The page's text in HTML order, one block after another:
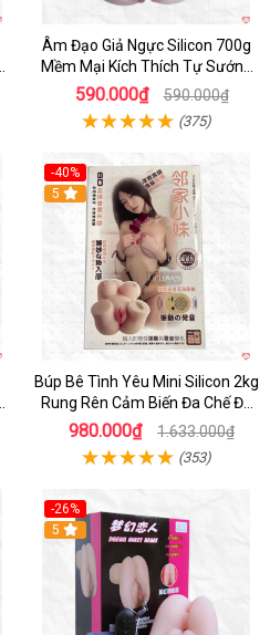
Âm Đạo Giả Ngực Silicon 700g
Mềm Mại Kích Thích Tự Sướng
Nam
590.000₫ 590.000₫
(375)
-40%
5
Búp Bê Tình Yêu Mini Silicon 2kg
Rung Rên Cảm Biến Đa Chế Độ
Sành Điệu
980.000₫ 1.633.000₫
(353)
-26%
Hot
5